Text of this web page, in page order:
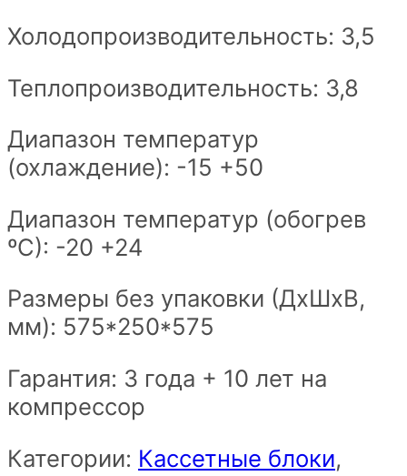
Холодопроизводительность: 3,5
Теплопроизводительность: 3,8
Диапазон температур
(охлаждение): -15 +50
Диапазон температур (обогрев
ºС): -20 +24
Размеры без упаковки (ДхШxВ,
мм): 575*250*575
Гарантия: 3 года + 10 лет на
компрессор
Категории: Кассетные блоки,